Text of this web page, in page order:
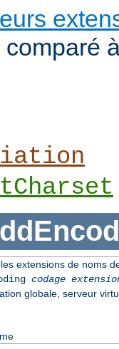
comparé
extensions de noms
codage
globale, serveur